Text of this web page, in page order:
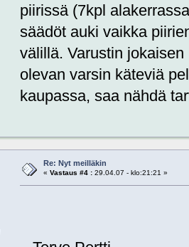
piirissä (7kpl
säädöt auki vaikka
välillä. Varustin
olevan varsin käteviä
kaupassa, saa nähdä
Re: Nyt meilläkin
« Vastaus #4 :29.04.07 - klo:21:21 »